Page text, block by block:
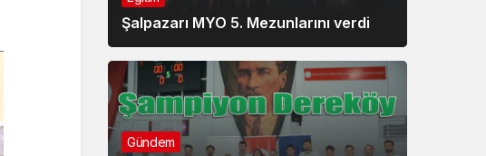
Şalpazarı MYO 5. Mezunlarını verdi
Gündem